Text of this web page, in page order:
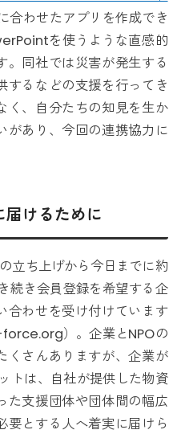
合わせたアプリを作成でき
を使うような直感的
。同社では災害が発生する
するなどの支援を行ってき
く、自分たちの知見を生か
があり、今回の連携協力に
けるために
立ち上げから今日までに約
続き会員登録を希望する企
合わせを受け付けています
）。企業とNPOの
くさんありますが、企業が
トは、自社が提供した物資
た支援団体や団体間の幅広
要とする人へ着実に届けら